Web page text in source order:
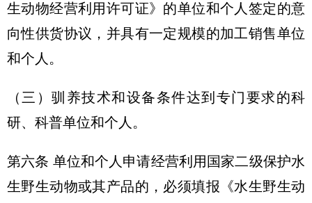
生动物经营利用许可证》的单位和个人签定的意
向性供货协议，并具有一定规模的加工销售单位
和个人。
（三）驯养技术和设备条件达到专门要求的科
研、科普单位和个人。
第六条 单位和个人申请经营利用国家二级保护水
生野生动物或其产品的，必须填报《水生野生动